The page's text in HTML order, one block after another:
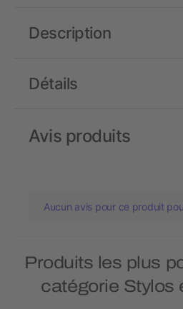
Détails
Description
Avis produits
Aucun avis pour ce produit
Produits les plus
catégorie Stylos